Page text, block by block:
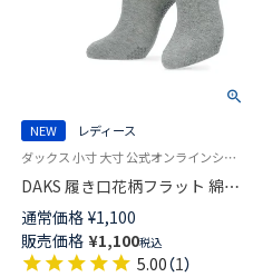
NEW
レディース
ダックス 小寸 大寸 公式オンラインショップ 婦人靴下 女性
DAKS 履き口花柄フラット 綿混
クルー丈 ソックス 日本製 足底
滑り止め付き レディース
03367465
通常価格 ¥1,100
販売価格 ¥1,100税込
5.00（1）